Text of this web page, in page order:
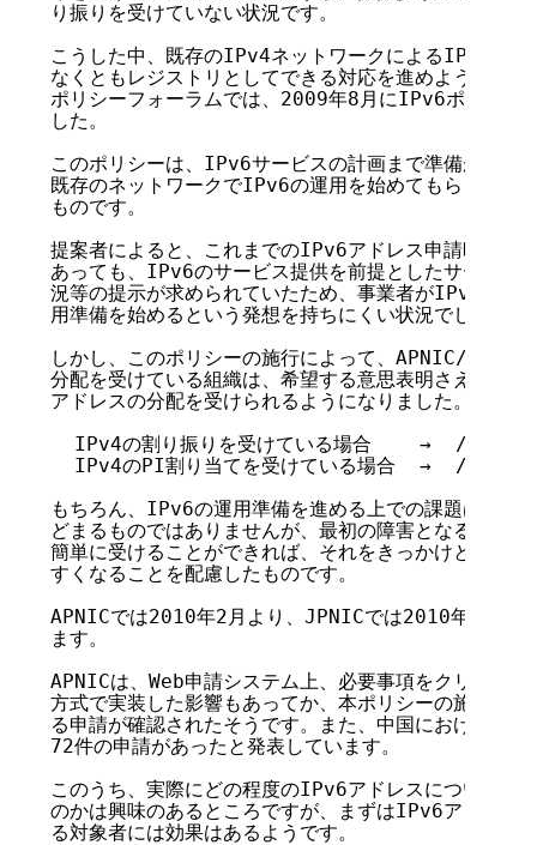
り振りを受けていない状況です。
こうした中、既存のIPv4ネットワークによるIPv6の運
なくともレジストリとしてできる対応を進めよう」と
ポリシーフォーラムでは、2009年8月にIPv6ポリシー
した。
このポリシーは、IPv6サービスの計画まで準備が至っ
既存のネットワークでIPv6の運用を始めてもらうこと
ものです。
提案者によると、これまでのIPv6アドレス申請時には
あっても、IPv6のサービス提供を前提としたサービス
況等の提示が求められていたため、事業者がIPv6アド
用準備を始めるという発想を持ちにくい状況でした。
しかし、このポリシーの施行によって、APNIC/
分配を受けている組織は、希望する意思表明さえ行え
アドレスの分配を受けられるようになりました。
IPv4の割り振りを受けている場合    →  /32の
IPv4のPI割り当てを受けている場合  →  /48の
もちろん、IPv6の運用準備を進める上での課題は、ア
どまるものではありませんが、最初の障害となるであ
簡単に受けることができれば、それをきっかけとして
すくなることを配慮したものです。
APNICでは2010年2月より、JPNICでは2010年7月に
ます。
APNICは、Web申請システム上、必要事項をクリック
方式で実装した影響もあってか、本ポリシーの施行後
る申請が確認されたそうです。また、中国におけるNIR
72件の申請があったと発表しています。
このうち、実際にどの程度のIPv6アドレスについて経
のかは興味のあるところですが、まずはIPv6アドレス
る対象者には効果はあるようです。